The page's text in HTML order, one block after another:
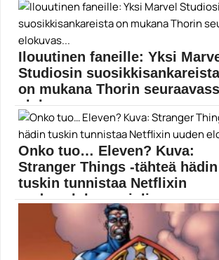
Ilouutinen faneille: Yksi
Studiosin suosikkisankareista
on mukana Thorin
elokuvas...
Thor: Love and Thunder -elokuvan hahmogalleria
kasvaa yhdellä...
Chris Pratt
Onko tuo… Eleven? Kuva:
Stranger Things -tähteä hädin
tuskin tunnistaa Netflixin
uuden elokuvan juli...
Netflixin tulevasta Enola Holmes -elokuvasta
aikaisemmin tänään...
Elokuvauutiset